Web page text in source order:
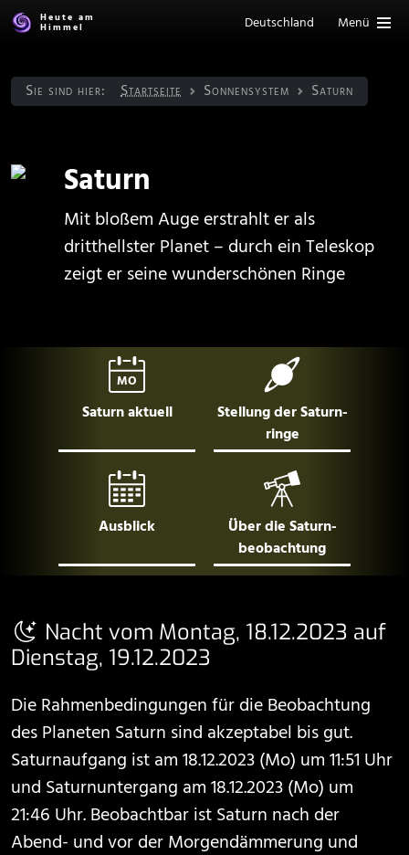
Heute am
Himmel Deutschland Menü
Sie sind hier: Startseite Sonnen­system Saturn
Saturn
Mit bloßem Auge erstrahlt er als
dritthellster Planet – durch ein Teleskop
zeigt er seine wunderschönen Ringe
MO
Saturn aktuell
Stellung der Saturn­
ringe
Ausblick
Über die Saturn­
beobachtung
Nacht vom Montag, 18.12.2023 auf
Dienstag, 19.12.2023
Die Rahmenbedingungen für die Beobachtung
des Planeten Saturn sind akzeptabel bis gut.
Saturnaufgang ist am 18.12.2023 (Mo) um 11:51 Uhr
und Saturnuntergang am 18.12.2023 (Mo) um
21:46 Uhr. Beobachtbar ist Saturn nach der
Abend- und vor der Morgendämmerung und